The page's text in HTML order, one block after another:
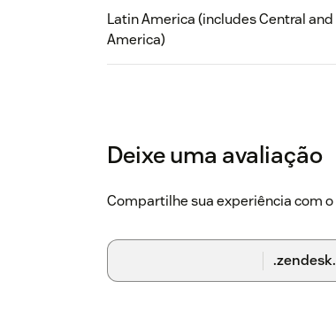
Latin America (includes Central
America)
Deixe uma avaliação
Compartilhe sua experiência com